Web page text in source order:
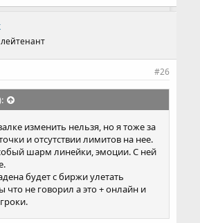
#26
изменить нельзя, но я тоже за
и отсутствии лимитов на нее.
шарм линейки, эмоции. С ней
будет с биржи улетать
что не говорил а это + онлайн и